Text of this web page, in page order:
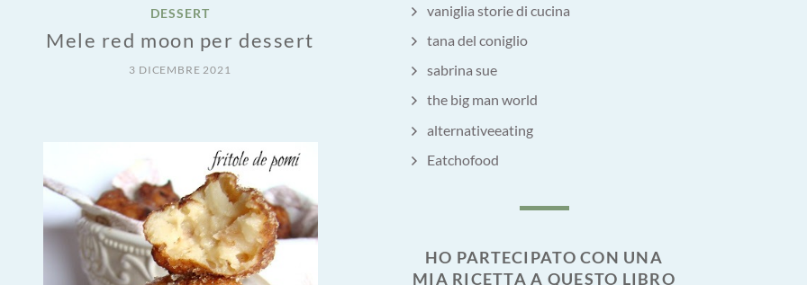
DESSERT
Mele red moon per dessert
3 DICEMBRE 2021
vaniglia storie di cucina
tana del coniglio
sabrina sue
the big man world
alternativeeating
Eatchofood
HO PARTECIPATO CON UNA
MIA RICETTA A QUESTO LIBRO